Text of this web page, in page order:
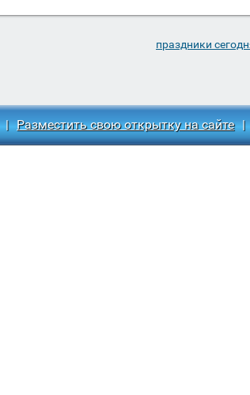
праздники
| Разместить свою открытку на сайте |